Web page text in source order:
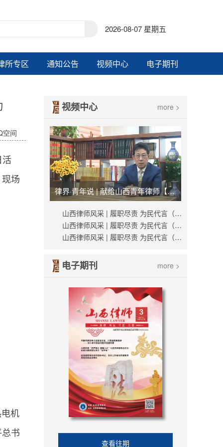
2026-08-07 星期五
所专区 通知公告 视频中心 电子期刊
空间
活
场
机
书
视频中心 more >
律界·青年说 | 献给山西青年律师【视频】
山西律师风采 | 履职尽责 为民代言（秦峰）
山西律师风采 | 履职尽责 为民代言（薛世杰）
山西律师风采 | 履职尽责 为民代言（刘越）
电子期刊 more >
查看往期